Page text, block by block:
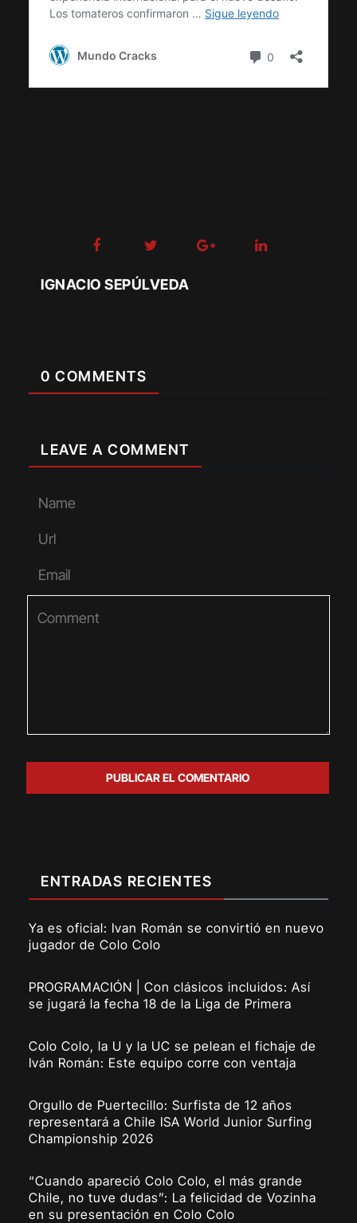
IGNACIO SEPÚLVEDA
0 COMMENTS
LEAVE A COMMENT
ENTRADAS RECIENTES
Ya es oficial: Ivan Román se convirtió en nuevo
jugador de Colo Colo
PROGRAMACIÓN | Con clásicos incluidos: Así
se jugará la fecha 18 de la Liga de Primera
Colo Colo, la U y la UC se pelean el fichaje de
Iván Román: Este equipo corre con ventaja
Orgullo de Puertecillo: Surfista de 12 años
representará a Chile ISA World Junior Surfing
Championship 2026
“Cuando apareció Colo Colo, el más grande
Chile, no tuve dudas”: La felicidad de Vozinha
en su presentación en Colo Colo